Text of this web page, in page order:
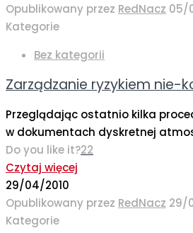
Opublikowany przez RedNacz 05/
Kategorie
Bez kategorii
Zarządzanie ryzykiem nie-
Przeglądając ostatnio kilka
w dokumentach dyskretnej
Do you like it?22
Czytaj więcej
29/04/2010
Opublikowany przez RedNacz 29/
Kategorie